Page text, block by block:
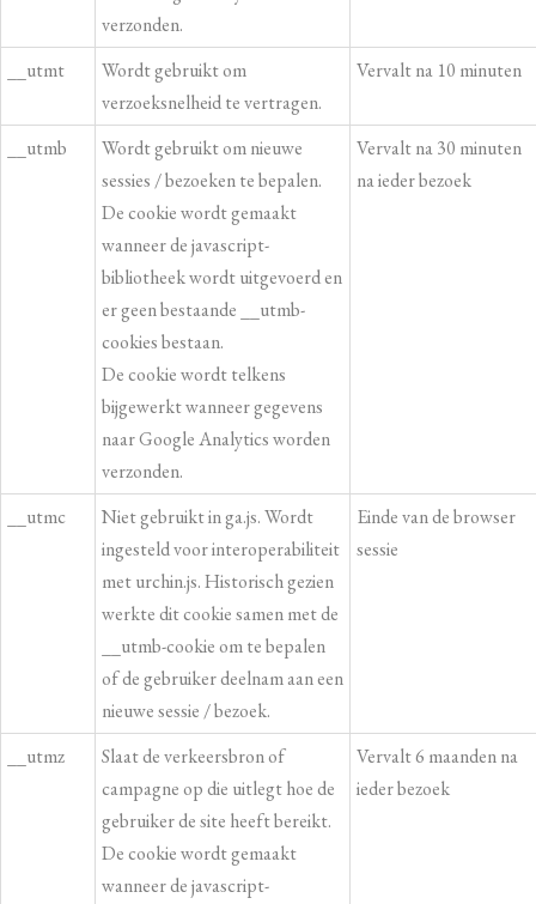
verzonden.
__utmt
Wordt gebruikt om
verzoeksnelheid te vertragen.
Vervalt na 10 minuten
__utmb
Wordt gebruikt om nieuwe
sessies / bezoeken te bepalen.
De cookie wordt gemaakt
wanneer de javascript-
bibliotheek wordt uitgevoerd en
er geen bestaande __utmb-
cookies bestaan.
De cookie wordt telkens
bijgewerkt wanneer gegevens
naar Google Analytics worden
verzonden.
Vervalt na 30 minuten
na ieder bezoek
__utmc
Niet gebruikt in ga.js. Wordt
ingesteld voor interoperabiliteit
met urchin.js. Historisch gezien
werkte dit cookie samen met de
__utmb-cookie om te bepalen
of de gebruiker deelnam aan een
nieuwe sessie / bezoek.
Einde van de browser
sessie
__utmz
Slaat de verkeersbron of
campagne op die uitlegt hoe de
gebruiker de site heeft bereikt.
De cookie wordt gemaakt
wanneer de javascript-
Vervalt 6 maanden na
ieder bezoek